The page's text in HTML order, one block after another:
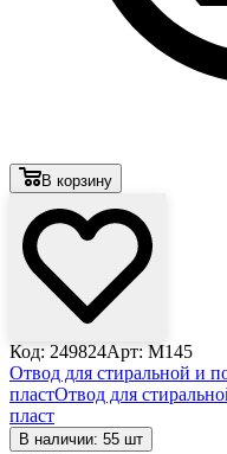
В корзину
Код: 249824Арт: M145
Отвод для стиральной и
пластОтвод для
пласт
В наличии: 55 шт